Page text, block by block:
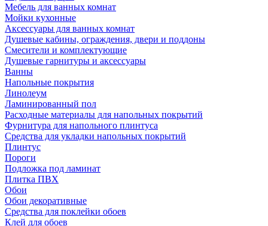
Мебель для ванных комнат
Мойки кухонные
Аксессуары для ванных комнат
Душевые кабины, ограждения, двери и поддоны
Смесители и комплектующие
Душевые гарнитуры и аксессуары
Ванны
Напольные покрытия
Линолеум
Ламинированный пол
Расходные материалы для напольных покрытий
Фурнитура для напольного плинтуса
Средства для укладки напольных покрытий
Плинтус
Пороги
Подложка под ламинат
Плитка ПВХ
Обои
Обои декоративные
Средства для поклейки обоев
Клей для обоев